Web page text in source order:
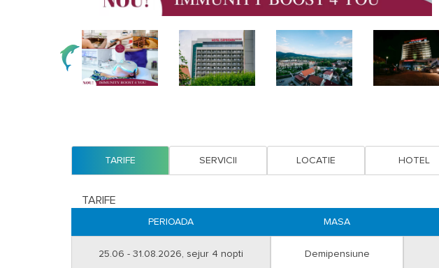
TARIFE SERVICII LOCATIE HOTEL
TARIFE
PERIOADA MASA
25.06 - 31.08.2026, sejur 4 nopti Demipensiune